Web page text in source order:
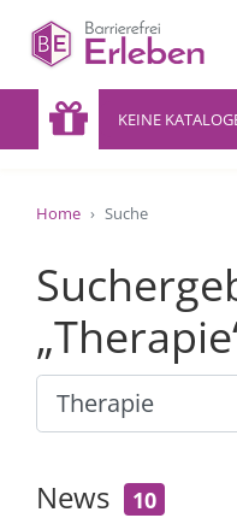
KEINE
Home Suche
News 10